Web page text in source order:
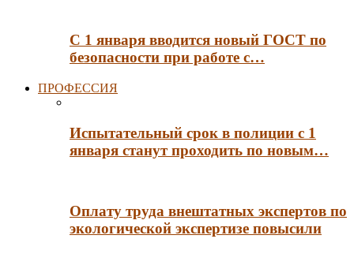
С 1 января вводится новый ГОСТ по
безопасности при работе с…
ПРОФЕССИЯ
Испытательный срок в полиции с 1
января станут проходить по новым…
Оплату труда внештатных экспертов по
экологической экспертизе повысили